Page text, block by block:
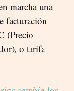
marcha una
facturación
(Precio
o tarifa